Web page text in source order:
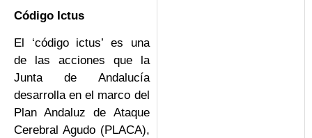
Código Ictus
El ‘código ictus’ es una
de las acciones que la
Junta de Andalucía
desarrolla en el marco del
Plan Andaluz de Ataque
Cerebral Agudo (PLACA),